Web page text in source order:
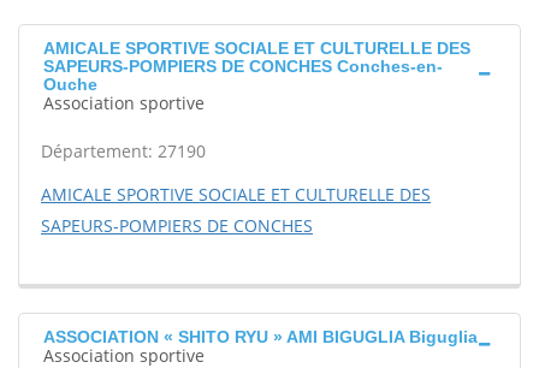
AMICALE SPORTIVE SOCIALE ET CULTURELLE DES
SAPEURS-POMPIERS DE CONCHES Conches-en-
Ouche
Association sportive
Département: 27190
AMICALE SPORTIVE SOCIALE ET CULTURELLE DES
SAPEURS-POMPIERS DE CONCHES
ASSOCIATION « SHITO RYU » AMI BIGUGLIA Biguglia
Association sportive